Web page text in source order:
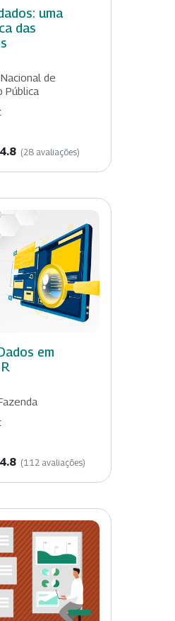
uma
das
de
Pública
4.8 (28 avaliações)
em
4.8 (112 avaliações)